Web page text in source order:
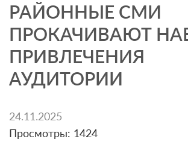
РАЙОННЫЕ СМИ
ПРОКАЧИВАЮТ
ПРИВЛЕЧЕНИЯ
АУДИТОРИИ
24.11.2025
Просмотры: 1424